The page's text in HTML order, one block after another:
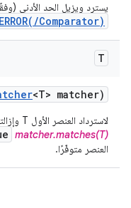
يسترد ويزيل الحد الأدنى
ERROR(/Comparator)
T
<T> matcher)
لاسترداد العنصر الأول T وإزالته من قائمة الانتظار حيث يكون
matcher.matches(T)
العنصر متوفّرًا.